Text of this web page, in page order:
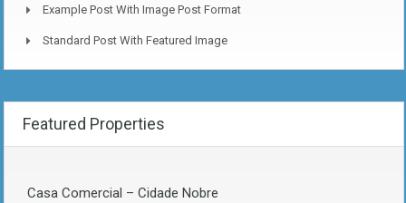
Example Post With Image Post Format
Standard Post With Featured Image
Featured Properties
Casa Comercial – Cidade Nobre